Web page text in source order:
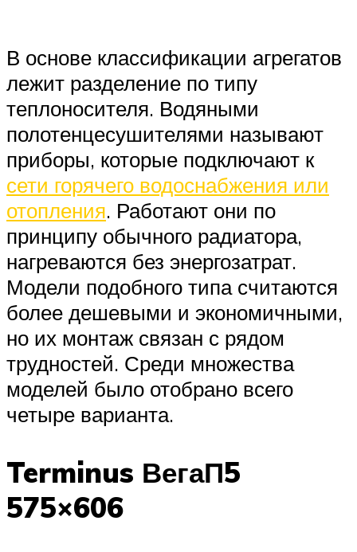
В основе классификации агрегатов
лежит разделение по типу
теплоносителя. Водяными
полотенцесушителями называют
приборы, которые подключают к
сети горячего водоснабжения или
отопления. Работают они по
принципу обычного радиатора,
нагреваются без энергозатрат.
Модели подобного типа считаются
более дешевыми и экономичными,
но их монтаж связан с рядом
трудностей. Среди множества
моделей было отобрано всего
четыре варианта.
Terminus ВегаП5
575×606